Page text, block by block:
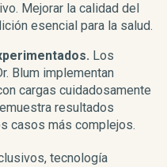
Mejorar la calidad del
esencial para la salud.
Los
Blum implementan
cargas cuidadosamente
resultados
casos más complejos.
tecnología